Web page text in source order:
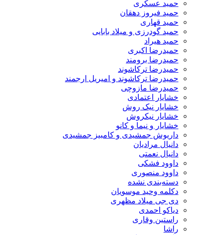
حمید عسکری
حمید فیروز دهقان
حمید قهاری
حمید گودرزی و میلاد بابایی
حمید هیراد
حمیدرضا اکبری
حمیدرضا برومند
حمیدرضا ترکاشوند
حمیدرضا ترکاشوند و امیریل ارجمند
حمیدرضا مازوچی
خشایار اعتمادی
خشایار نیک روش
خشایار نیکروش
خشایار و نیما و کانو
داریوش جمشیدی و کامبیز جمشیدی
دانیال مرادیان
دانیال نعمتی
داوود فشکی
داوود منصوری
دسته‌بندی نشده
دکلمه وحید موسویان
دی جی میلاد مظهری
دیاکو احمدی
راستین وقاری
راشا